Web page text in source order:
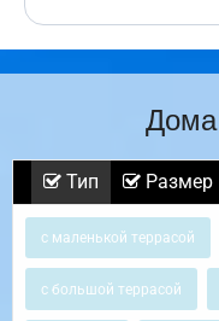
Дома
Тип Размер
с маленькой террасой
с большой террасой